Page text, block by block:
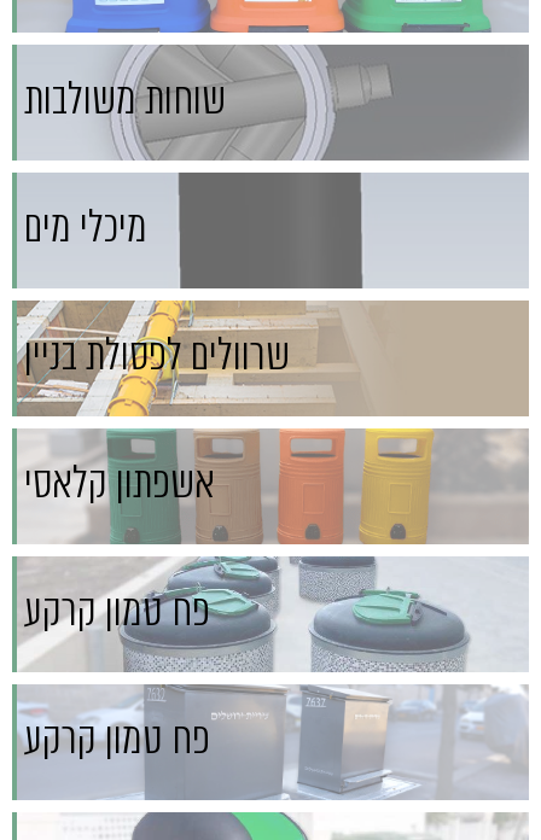
שוחות משולבות
מיכלי מים
שרוולים לפסולת בניין
אשפתון קלאסי
פח טמון קרקע
פח טמון קרקע